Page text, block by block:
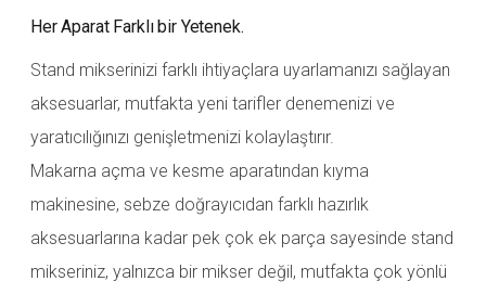
Her Aparat Farklı bir Yetenek.
Stand mikserinizi farklı ihtiyaçlara uyarlamanızı sağlayan
aksesuarlar, mutfakta yeni tarifler denemenizi ve
yaratıcılığınızı genişletmenizi kolaylaştırır.
Makarna açma ve kesme aparatından kıyma
makinesine, sebze doğrayıcıdan farklı hazırlık
aksesuarlarına kadar pek çok ek parça sayesinde stand
mikseriniz, yalnızca bir mikser değil, mutfakta çok yönlü